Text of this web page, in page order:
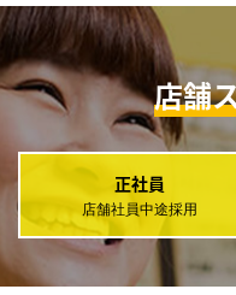
店舗
正社員
店舗社員中途採用